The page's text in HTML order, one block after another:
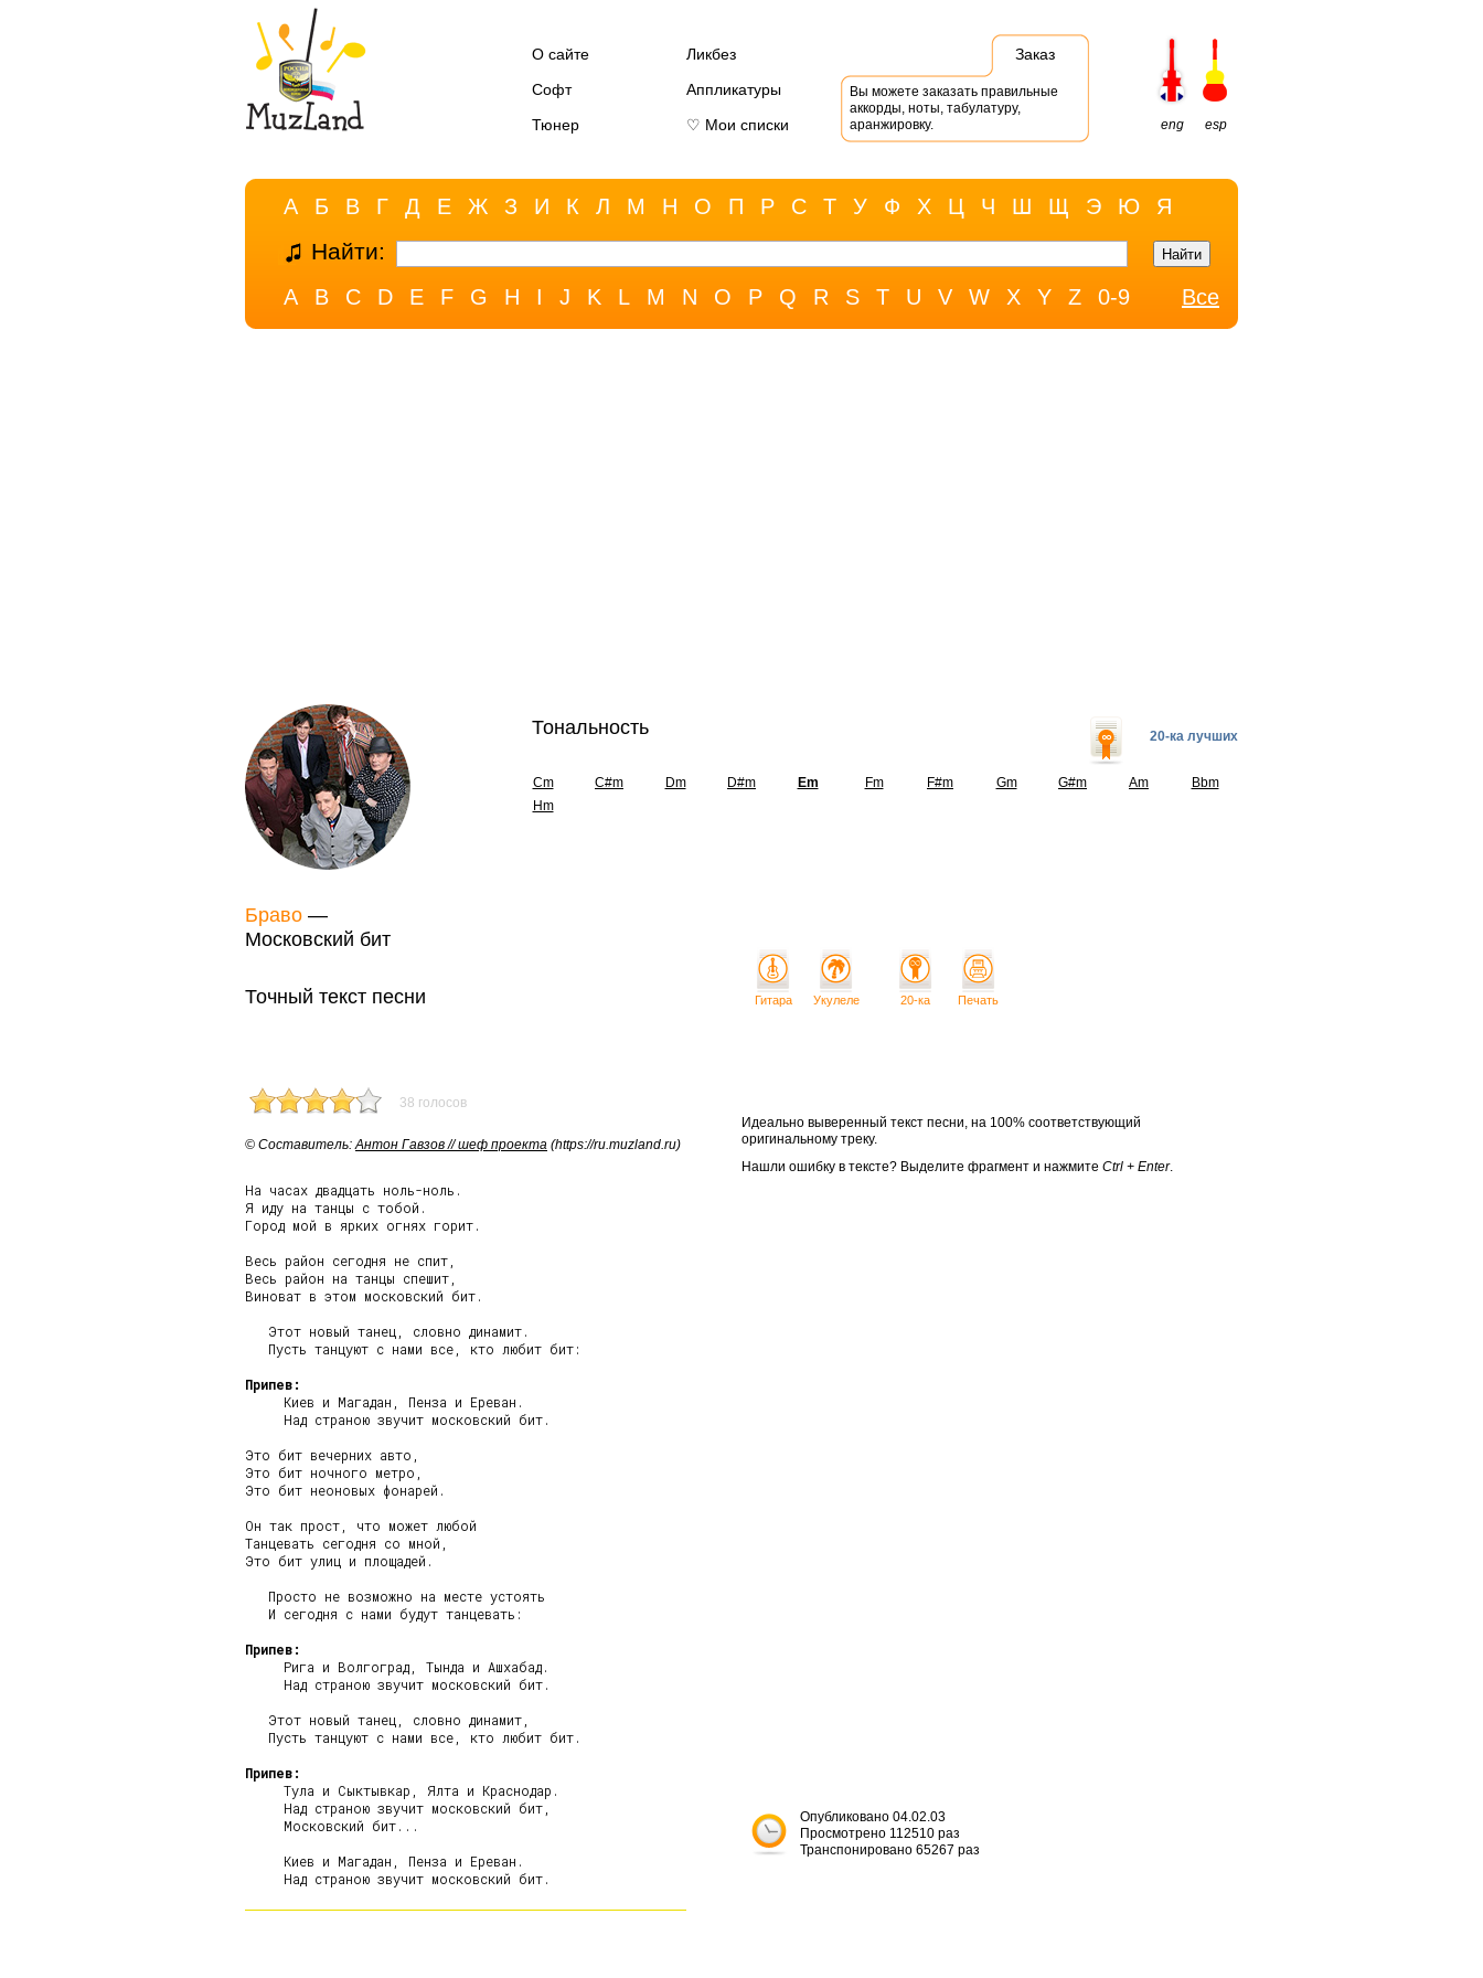
О сайте
Ликбез
Софт
Аппликатуры
Тюнер
♡ Мои списки
Заказ
Вы можете заказать правильные
аккорды, ноты, табулатуру,
аранжировку.
eng esp
А Б В Г Д Е Ж З И К Л М Н О П Р С Т У Ф Х Ц Ч Ш Щ Э Ю Я
Найти:
A B C D E F G H I J K L M N O P Q R S T U V W X Y Z 0-9 Все
Браво —
Московский бит
Тональность 20-ка лучших
Cm C#m Dm D#m Em Fm F#m Gm G#m Am
Bbm
Hm
Точный текст песни
38 голосов
© Cоставитель:Антон Гавзов // шеф проекта (https://ru.muzland.ru)
На часах двадцать ноль-ноль.
Я иду на танцы с тобой.
Город мой в ярких огнях горит.
Весь район сегодня не спит,
Весь район на танцы спешит,
Виноват в этом московский бит.
   Этот новый танец, словно динамит.
   Пусть танцуют с нами все, кто любит бит:
Припев:
     Киев и Магадан, Пенза и Ереван.
     Над страною звучит московский бит.
Это бит вечерних авто,
Это бит ночного метро,
Это бит неоновых фонарей.
Он так прост, что может любой
Танцевать сегодня со мной,
Это бит улиц и площадей.
   Просто не возможно на месте устоять
   И сегодня с нами будут танцевать:
Припев:
     Рига и Волгоград, Тында и Ашхабад.
     Над страною звучит московский бит.
   Этот новый танец, словно динамит,
   Пусть танцуют с нами все, кто любит бит.
Припев:
     Тула и Сыктывкар, Ялта и Краснодар.
     Над страною звучит московский бит,
     Московский бит...
     Киев и Магадан, Пенза и Ереван.
Гитара Укулеле 20-ка Печать
Идеально выверенный текст песни, на 100% соответствующий
оригинальному треку.
Нашли ошибку в тексте? Выделите фрагмент и нажмите Ctrl + Enter.
Опубликовано 04.02.03
Просмотрено 112510 раз
Транспонировано 65267 раз